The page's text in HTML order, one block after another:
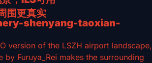
围更真实
shenyang-taoxian-
version of the LSZH airport landscape,
Furuya_Rei makes the surrounding